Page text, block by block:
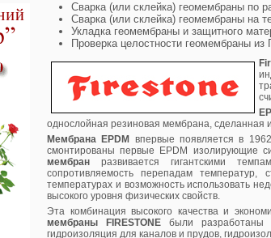
Сварка (или склейка) геомембраны по
Сварка (или склейка) геомембраны на
Укладка геомембраны и защитного
Проверка целостности геомембраны
однослойная резиновая мембрана,
Мембрана EPDM
впервые появляется в
смонтированы первые EPDM изолирующие
мембран развивается гигантскими
сопротивляемость перепадам температур,
температурах и возможность использовать
высокого уровня физических свойств.
Эта комбинация высокого качества и
мембраны FIRESTONEбыли разработаны
гидроизоляция для каналов и прудов,